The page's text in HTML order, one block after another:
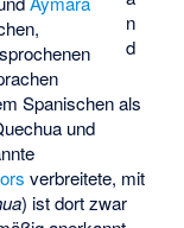
n
d
Spanischen als
und
verbreitete, mit
) ist dort zwar